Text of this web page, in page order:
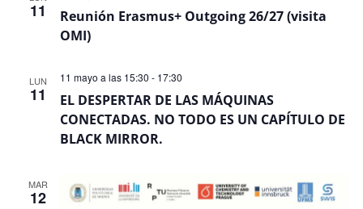
11
Reunión Erasmus+ Outgoing 26/27 (visita
OMI)
LUN
11
EL DESPERTAR DE LAS MÁQUINAS
CONECTADAS. NO TODO ES UN CAPÍTULO DE
BLACK MIRROR.
11 mayo a las 15:30 - 17:30
MAR
12